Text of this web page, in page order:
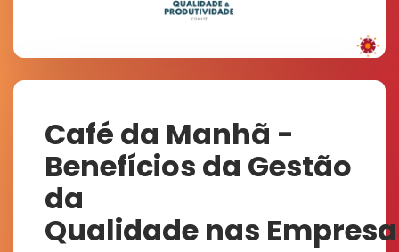
Café da Manhã -
Benefícios da Gestão
da
Qualidade nas